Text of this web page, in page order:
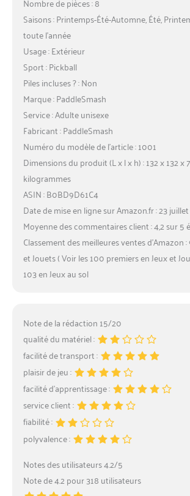
Saisons : Printemps-Été-Automne, Été,
toute l’année
Usage : Extérieur
Sport : Pickball
Piles incluses ? : Non
Marque : PaddleSmash
Service : Adulte unisexe
Fabricant : PaddleSmash
Numéro du modèle de l’article : 1001
Dimensions du produit (L x l x h) : 132 x 132 x
kilogrammes
ASIN : B0BD9D61C4
Date de mise en ligne sur Amazon.fr : 23
Moyenne des commentaires client : 4,2 sur 5
Classement des meilleures ventes d’Amazon
et Jouets ( Voir les 100 premiers en Jeux et
103 en Jeux au sol
Note de la rédaction 15/20
qualité du matériel :
facilité de transport :
plaisir de jeu :
facilité d’apprentissage :
service client :
fiabilité :
polyvalence :
Notes des utilisateurs 4.2/5
Note de 4.2 pour 318 utilisateurs